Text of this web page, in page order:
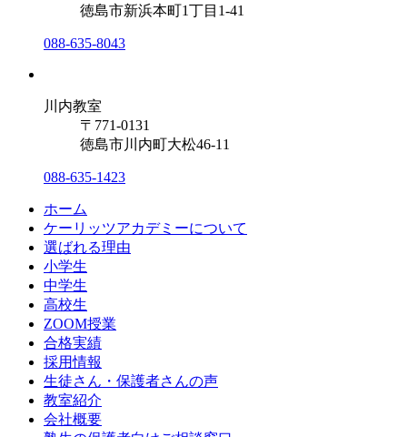
徳島市新浜本町1丁目1-41
088-635-8043
川内教室
〒771-0131
徳島市川内町大松46-11
088-635-1423
ホーム
ケーリッツアカデミーについて
選ばれる理由
小学生
中学生
高校生
ZOOM授業
合格実績
採用情報
生徒さん・保護者さんの声
教室紹介
会社概要